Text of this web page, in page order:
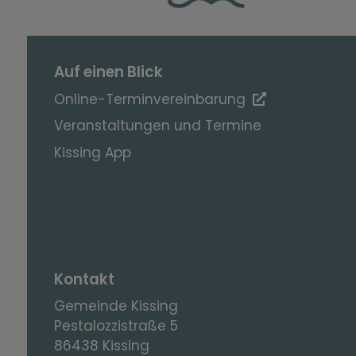
Auf einen Blick
Online-Terminvereinbarung
Veranstaltungen und Termine
Kissing App
Kontakt
Gemeinde Kissing
Pestalozzistraße 5
86438 Kissing